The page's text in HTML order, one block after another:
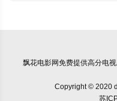
飘花电影网免费提供高分电
Copyright © 2020
苏